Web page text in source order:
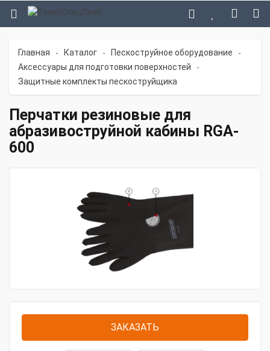
Главная - Каталог - Пескоструйное оборудование -
Аксессуары для подготовки поверхностей -
Защитные комплекты пескоструйщика
Перчатки резиновые для
абразивоструйной кабины RGA-
600
ЗАКАЗАТЬ